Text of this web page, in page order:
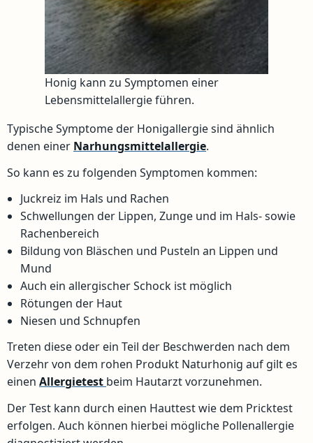
Honig kann zu Symptomen einer
Lebensmittelallergie führen.
Typische Symptome der Honigallergie sind ähnlich
denen einer Narhungsmittelallergie.
So kann es zu folgenden Symptomen kommen:
Juckreiz im Hals und Rachen
Schwellungen der Lippen, Zunge und im Hals- sowie
Rachenbereich
Bildung von Bläschen und Pusteln an Lippen und
Mund
Auch ein allergischer Schock ist möglich
Rötungen der Haut
Niesen und Schnupfen
Treten diese oder ein Teil der Beschwerden nach dem
Verzehr von dem rohen Produkt Naturhonig auf gilt es
einen Allergietest beim Hautarzt vorzunehmen.
Der Test kann durch einen Hauttest wie dem Pricktest
erfolgen. Auch können hierbei mögliche Pollenallergie